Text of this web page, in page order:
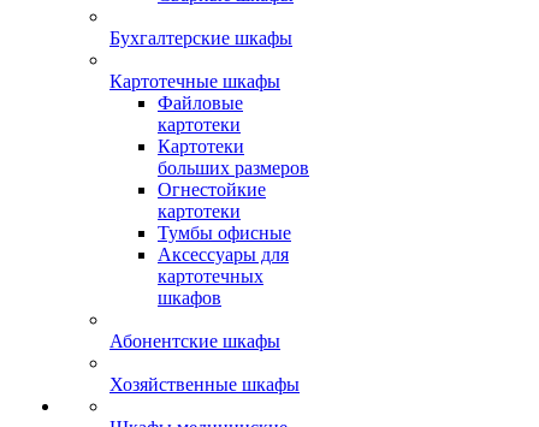
Бухгалтерские шкафы
Картотечные шкафы
Файловые
картотеки
Картотеки
больших размеров
Огнестойкие
картотеки
Тумбы офисные
Аксессуары для
картотечных
шкафов
Абонентские шкафы
Хозяйственные шкафы